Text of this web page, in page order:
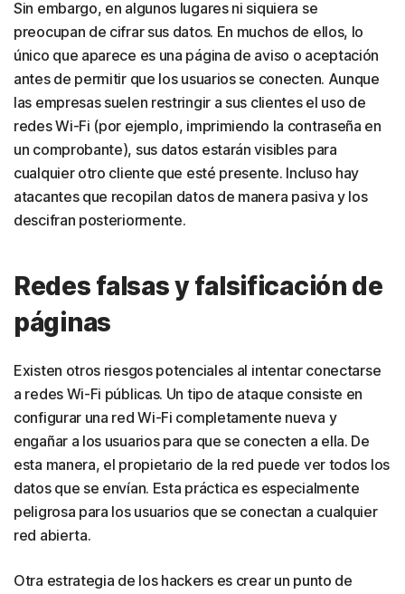
Sin embargo, en algunos lugares ni siquiera se
preocupan de cifrar sus datos. En muchos de ellos, lo
único que aparece es una página de aviso o aceptación
antes de permitir que los usuarios se conecten. Aunque
las empresas suelen restringir a sus clientes el uso de
redes Wi-Fi (por ejemplo, imprimiendo la contraseña en
un comprobante), sus datos estarán visibles para
cualquier otro cliente que esté presente. Incluso hay
atacantes que recopilan datos de manera pasiva y los
descifran posteriormente.
Redes falsas y falsificación de
páginas
Existen otros riesgos potenciales al intentar conectarse
a redes Wi-Fi públicas. Un tipo de ataque consiste en
configurar una red Wi-Fi completamente nueva y
engañar a los usuarios para que se conecten a ella. De
esta manera, el propietario de la red puede ver todos los
datos que se envían. Esta práctica es especialmente
peligrosa para los usuarios que se conectan a cualquier
red abierta.
Otra estrategia de los hackers es crear un punto de